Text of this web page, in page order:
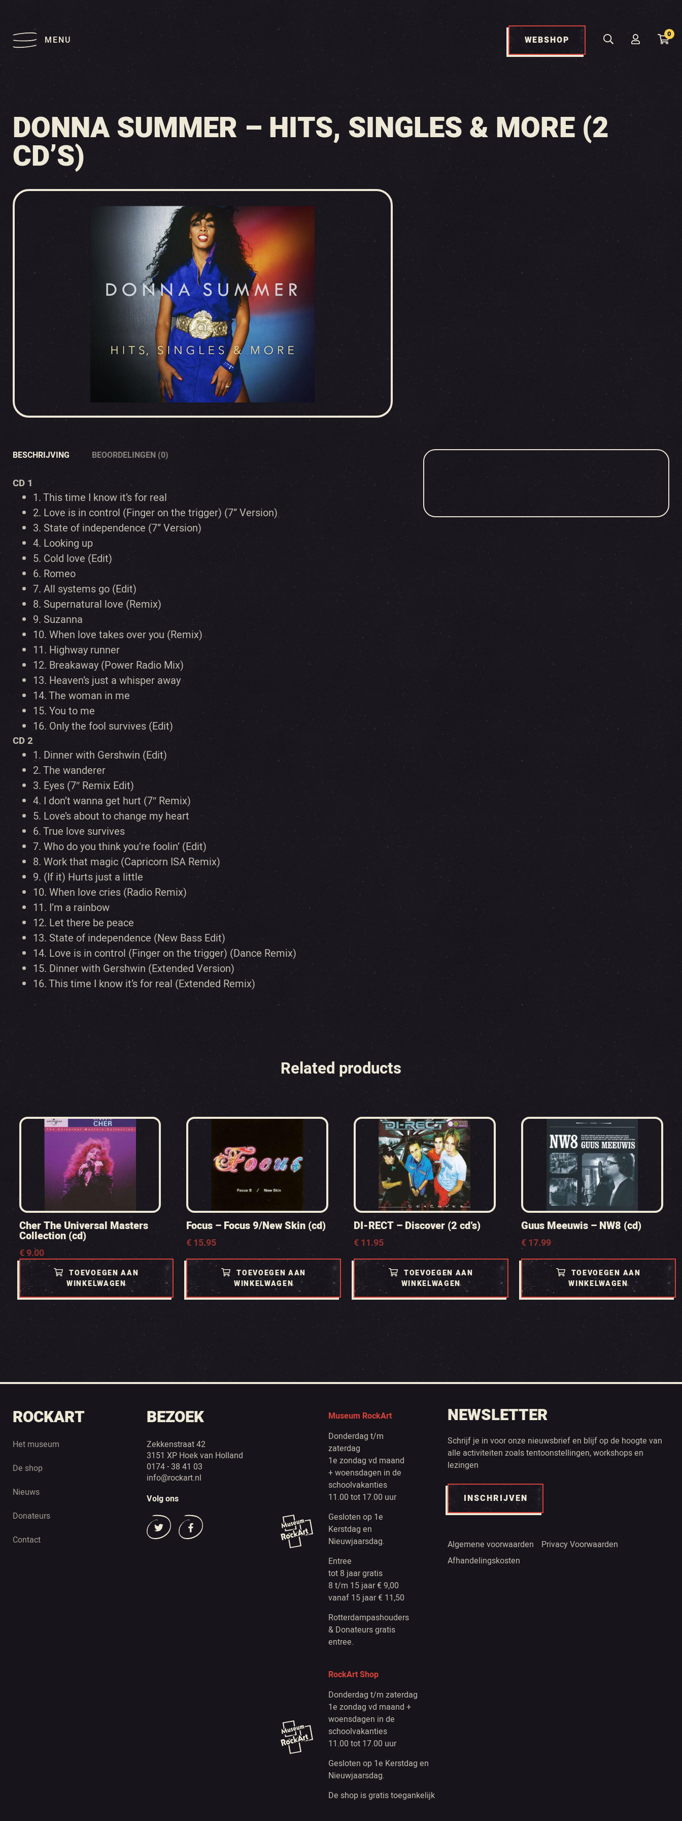
MENU WEBSHOP
0
DONNA SUMMER – HITS, SINGLES & MORE (2
CD’S)
BESCHRIJVING BEOORDELINGEN (0)
CD 1
1.This time I know it’s for real
2. Love is in control (Finger on the trigger) (7” Version)
3. State of independence (7” Version)
4. Looking up
5. Cold love (Edit)
6. Romeo
7. All systems go (Edit)
8. Supernatural love (Remix)
9. Suzanna
10. When love takes over you (Remix)
11. Highway runner
12. Breakaway (Power Radio Mix)
13. Heaven’s just a whisper away
14.The woman in me
15. You to me
16. Only the fool survives (Edit)
CD 2
1. Dinner with Gershwin (Edit)
2.The wanderer
3. Eyes (7″ Remix Edit)
4. I don’t wanna get hurt (7″ Remix)
5. Love’s about to change my heart
6.True love survives
7. Who do you think you’re foolin’ (Edit)
8. Work that magic (Capricorn ISA Remix)
9. (If it) Hurts just a little
10. When love cries (Radio Remix)
11. I’m a rainbow
12. Let there be peace
13. State of independence (New Bass Edit)
14. Love is in control (Finger on the trigger) (Dance Remix)
15. Dinner with Gershwin (Extended Version)
16.This time I know it’s for real (Extended Remix)
Related products
Cher The Universal Masters
Collection (cd)
€9.00
TOEVOEGEN AAN
WINKELWAGEN
Focus – Focus 9/New Skin (cd)
€15.95
TOEVOEGEN AAN
WINKELWAGEN
DI-RECT – Discover (2 cd’s)
€11.95
TOEVOEGEN AAN
WINKELWAGEN
Guus Meeuwis – NW8 (cd)
€17.99
TOEVOEGEN AAN
WINKELWAGEN
ROCKART
Het museum
De shop
Nieuws
Donateurs
Contact
BEZOEK
Zekkenstraat 42
3151 XP Hoek van Holland
0174 - 38 41 03
info@rockart.nl
Volg ons
Museum RockArt
Donderdag t/m
zaterdag
1e zondag vd maand
+ woensdagen in de
schoolvakanties
11.00 tot 17.00 uur
Gesloten op 1e
Kerstdag en
Nieuwjaarsdag.
Entree
tot 8 jaar gratis
8 t/m 15 jaar € 9,00
vanaf 15 jaar € 11,50
Rotterdampashouders
& Donateurs gratis
entree.
RockArt Shop
Donderdag t/m zaterdag
1e zondag vd maand +
woensdagen in de
schoolvakanties
11.00 tot 17.00 uur
Gesloten op 1e Kerstdag en
Nieuwjaarsdag.
De shop is gratis toegankelijk
NEWSLETTER
Schrijf je in voor onze nieuwsbrief en blijf op de hoogte van
alle activiteiten zoals tentoonstellingen, workshops en
lezingen
INSCHRIJVEN
Algemene voorwaarden
Privacy Voorwaarden
Afhandelingskosten